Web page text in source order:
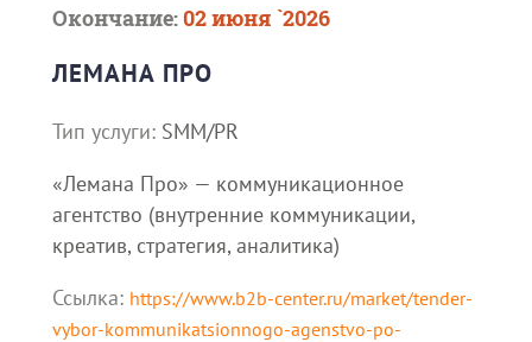
Окончание:02 июня `2026
ЛЕМАНА ПРО
Тип услуги: SMM/PR
«Лемана Про» — коммуникационное
агентство (внутренние коммуникации,
креатив, стратегия, аналитика)
Ссылка: https://www.b2b-center.ru/market/tender-
vybor-kommunikatsionnogo-agenstvo-po-